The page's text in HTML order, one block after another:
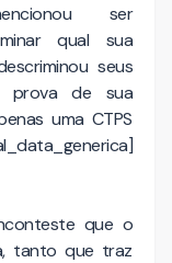
ser
qual sua
seus
prova de sua
uma CTPS
que o
tanto que traz